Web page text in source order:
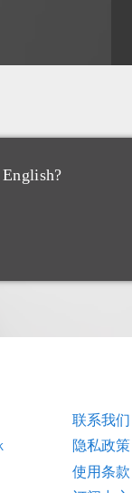
联系我们
隐私政策
使用条款